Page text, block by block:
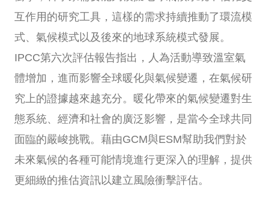
互作用的研究工具，這樣的需求持續推動了環流模
式、氣候模式以及後來的地球系統模式發展。
IPCC第六次評估報告指出，人為活動導致溫室氣
體增加，進而影響全球暖化與氣候變遷，在氣候研
究上的證據越來越充分。暖化帶來的氣候變遷對生
態系統、經濟和社會的廣泛影響，是當今全球共同
面臨的嚴峻挑戰。藉由GCM與ESM幫助我們對於
未來氣候的各種可能情境進行更深入的理解，提供
更細緻的推估資訊以建立風險衝擊評估。